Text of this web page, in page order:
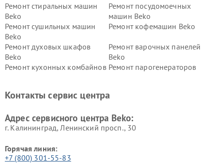
Ремонт стиральных машин
Beko
Ремонт посудомоечных
машин Beko
Ремонт сушильных машин
Beko
Ремонт кофемашин Beko
Ремонт духовых шкафов
Beko
Ремонт варочных панелей
Beko
Ремонт кухонных комбайнов Ремонт парогенераторов
Ремонт холодильников Beko Ремонт морозильных камер
Контакты сервис центра
Адрес сервисного центра Beko:
г. Калининград, Ленинский просп., 30
Горячая линия:
+7 (800) 301-55-83